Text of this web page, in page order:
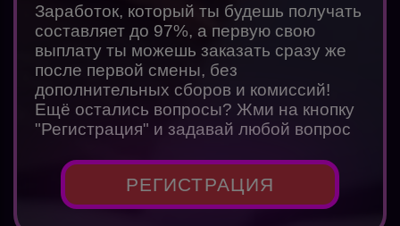
Заработок, который ты будешь получать
составляет до 97%, а первую свою
выплату ты можешь заказать сразу же
после первой смены, без
дополнительных сборов и комиссий!
Ещё остались вопросы? Жми на кнопку
"Регистрация" и задавай любой вопрос
РЕГИСТРАЦИЯ